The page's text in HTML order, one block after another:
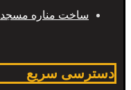
ساخت مناره مسجد
دسترسی سریع